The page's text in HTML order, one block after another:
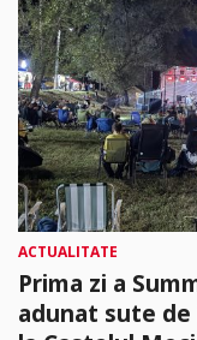
ACTUALITATE
Prima zi a
adunat sute